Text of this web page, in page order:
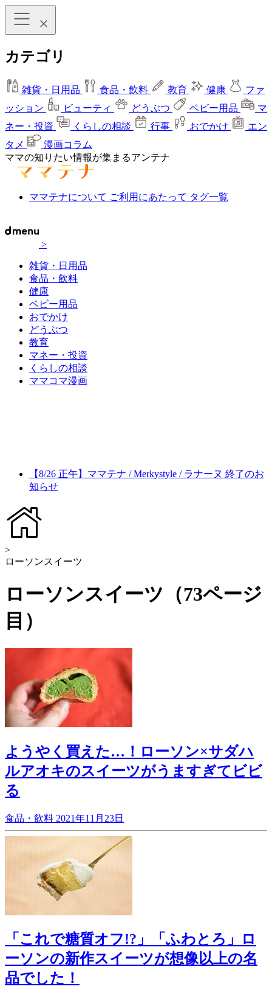
カテゴリ
雑貨・日用品 食品・飲料 教育 健康
ファ
ッション
ビューティ どうぶつ ベビー用品
マ
ネー・投資
くらしの相談 行事 おでかけ
エン
タメ
漫画コラム
ママの知りたい情報が集まるアンテナ
ママテナについて ご利用にあたって タグ一覧
>
雑貨・日用品
食品・飲料
健康
ベビー用品
おでかけ
どうぶつ
教育
マネー・投資
くらしの相談
ママコマ漫画
【8/26 正午】ママテナ / Merkystyle / ラナーヌ 終了のお
知らせ
>
ローソンスイーツ
ローソンスイーツ（73ページ
目）
ようやく買えた…！ローソン×サダハ
ルアオキのスイーツがうますぎてビビ
る
食品・飲料 2021年11月23日
「これで糖質オフ!?」「ふわとろ」ロ
ーソンの新作スイーツが想像以上の名
品でした！